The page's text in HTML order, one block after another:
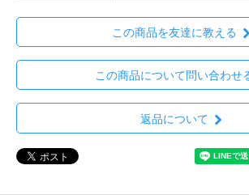
この商品を友達に教える
この商品について問い合わせ
返品について